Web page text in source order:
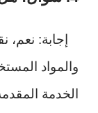
إجابة: نعم،
والمواد
الخدمة